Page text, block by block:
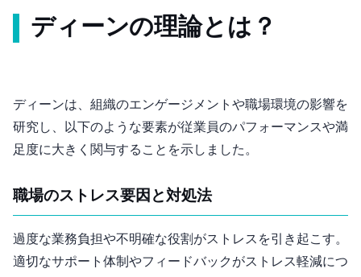
ディーン(1983)の理論とは？
ディーン(1983)は、組織のエンゲージメントや職場環境の影響を
研究し、以下のような要素が従業員のパフォーマンスや満
足度に大きく関与することを示しました。
職場のストレス要因と対処法
過度な業務負担や不明確な役割がストレスを引き起こす。
適切なサポート体制やフィードバックがストレス軽減につ